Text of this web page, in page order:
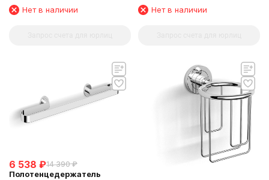
11028AНет в наличии
Нет в наличии
6 538 ₽14 390 ₽
Полотенцедержатель